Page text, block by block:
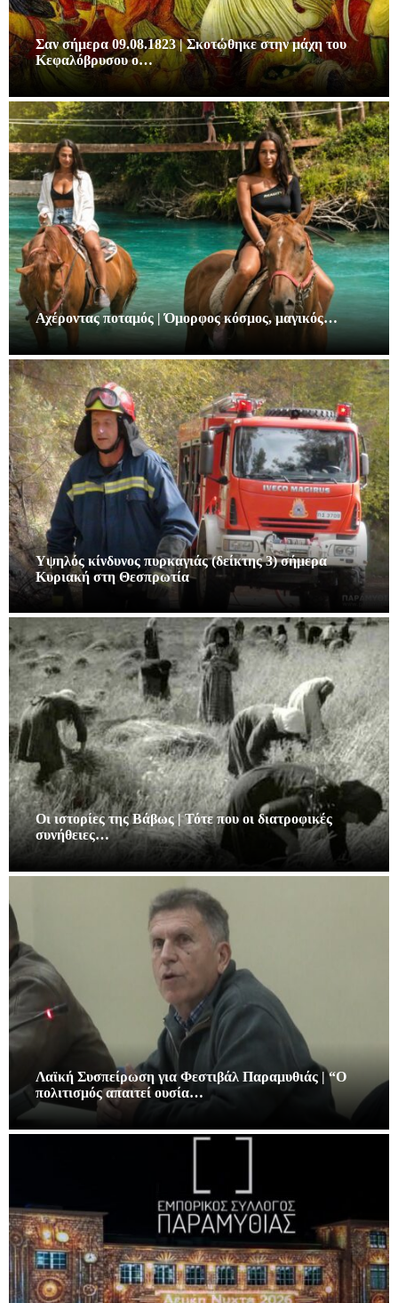
Σαν σήμερα 09.08.1823 | Σκοτώθηκε στην μάχη του
Κεφαλόβρυσου ο…
Αχέροντας ποταμός | Όμορφος κόσμος, μαγικός…
Υψηλός κίνδυνος πυρκαγιάς (δείκτης 3) σήμερα
Κυριακή στη Θεσπρωτία
Οι ιστορίες της Βάβως | Τότε που οι διατροφικές
συνήθειες…
Λαϊκή Συσπείρωση για Φεστιβάλ Παραμυθιάς | “Ο
πολιτισμός απαιτεί ουσία…